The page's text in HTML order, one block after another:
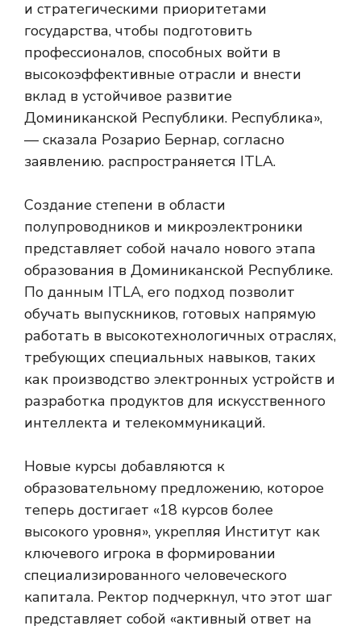
и стратегическими приоритетами
государства, чтобы подготовить
профессионалов, способных войти в
высокоэффективные отрасли и внести
вклад в устойчивое развитие
Доминиканской Республики. Республика»,
— сказала Розарио Бернар, согласно
заявлению. распространяется ITLA.
Создание степени в области
полупроводников и микроэлектроники
представляет собой начало нового этапа
образования в Доминиканской Республике.
По данным ITLA, его подход позволит
обучать выпускников, готовых напрямую
работать в высокотехнологичных отраслях,
требующих специальных навыков, таких
как производство электронных устройств и
разработка продуктов для искусственного
интеллекта и телекоммуникаций.
Новые курсы добавляются к
образовательному предложению, которое
теперь достигает «18 курсов более
высокого уровня», укрепляя Институт как
ключевого игрока в формировании
специализированного человеческого
капитала. Ректор подчеркнул, что этот шаг
представляет собой «активный ответ на